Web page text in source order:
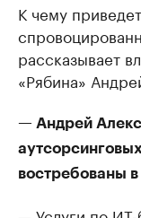
К чему
рассказывает
«Рябина»
— Андрей
востребованы